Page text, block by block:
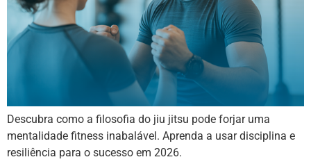
Descubra como a filosofia do jiu jitsu pode forjar uma
mentalidade fitness inabalável. Aprenda a usar disciplina e
resiliência para o sucesso em 2026.